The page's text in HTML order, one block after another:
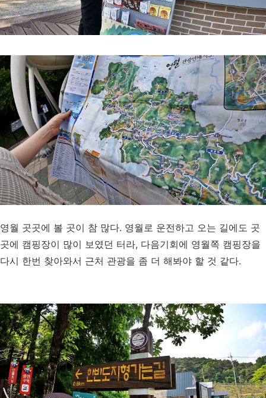
영월 곳곳에 볼 곳이 참 많다. 영월로 운전하고 오는 길에도 곳
곳에 캠핑장이 많이 보였던 터라, 다음기회에 영월쪽 캠핑장을
다시 한번 찾아와서 근처 관광을 좀 더 해봐야 할 것 같다.